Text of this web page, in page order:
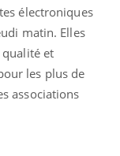
électroniques
matin. Elles
qualité et
les plus de
associations